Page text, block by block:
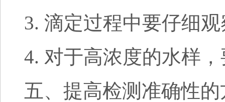
3. 滴定过程中要仔细
4. 对于高浓度的水样
五、提高检测准确性的